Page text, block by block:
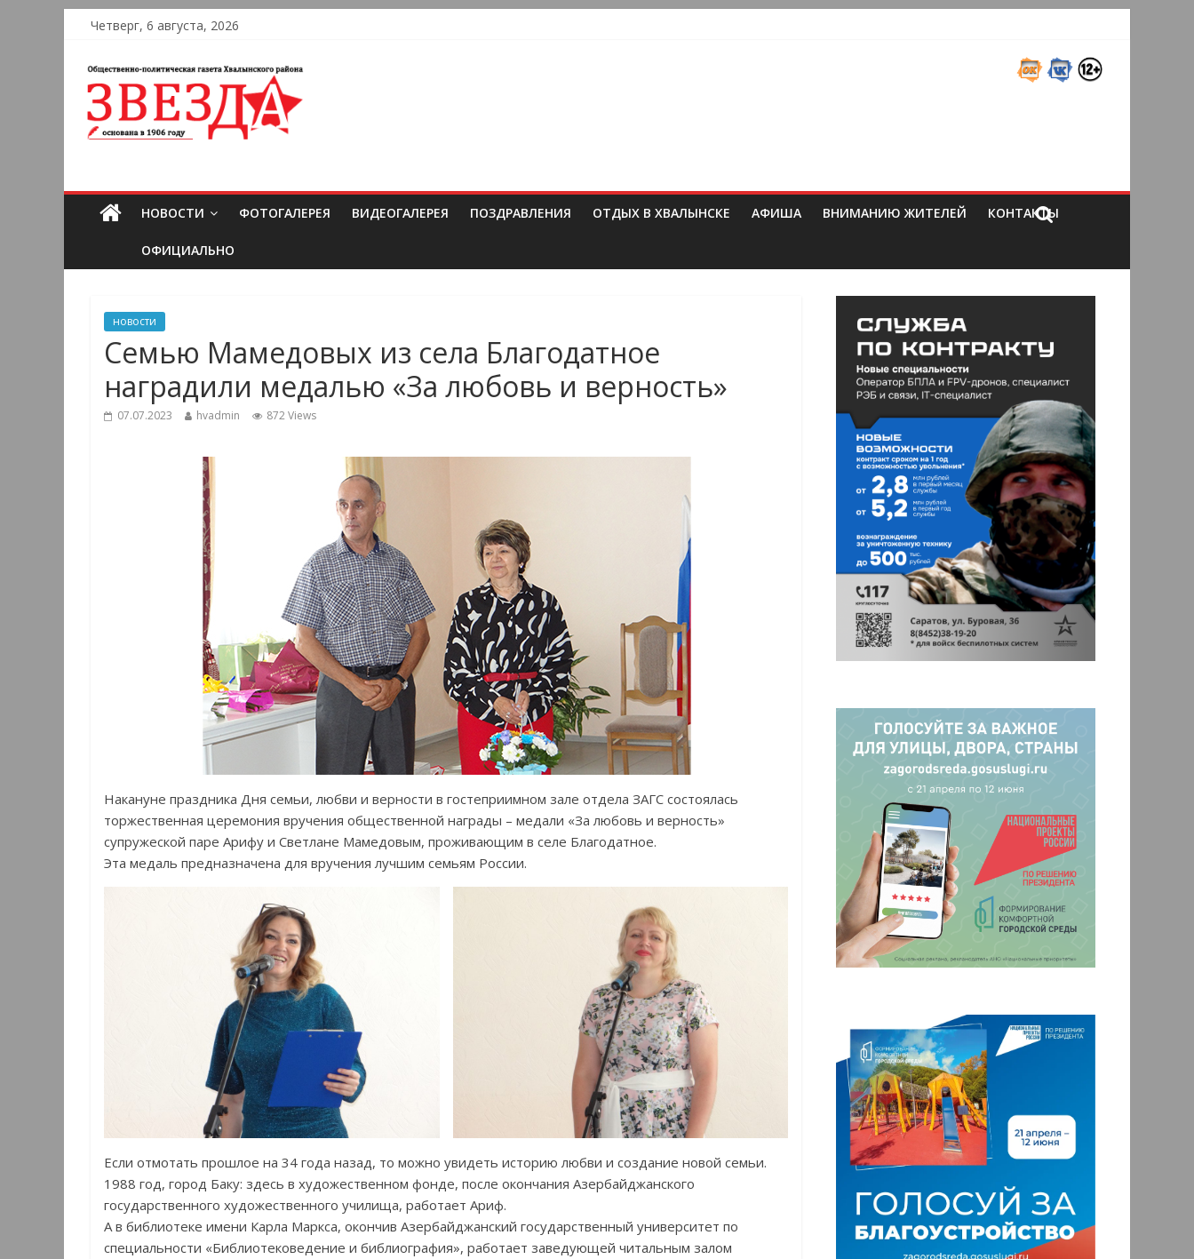
Четверг, 6 августа, 2026
НОВОСТИ ФОТОГАЛЕРЕЯ ВИДЕОГАЛЕРЕЯ ПОЗДРАВЛЕНИЯ ОТДЫХ В ХВАЛЫНСКЕ АФИША ВНИМАНИЮ ЖИТЕЛЕЙ КОНТАКТЫ
ОФИЦИАЛЬНО
новости
Семью Мамедовых из села Благодатное
наградили медалью «За любовь и верность»
07.07.2023 hvadmin 872 Views
Накануне праздника Дня семьи, любви и верности в гостеприимном зале отдела ЗАГС состоялась
торжественная церемония вручения общественной награды – медали «За любовь и верность»
супружеской паре Арифу и Светлане Мамедовым, проживающим в селе Благодатное.
Эта медаль предназначена для вручения лучшим семьям России.
Если отмотать прошлое на 34 года назад, то можно увидеть историю любви и создание новой семьи.
1988 год, город Баку: здесь в художественном фонде, после окончания Азербайджанского
государственного художественного училища, работает Ариф.
А в библиотеке имени Карла Маркса, окончив Азербайджанский государственный университет по
специальности «Библиотековедение и библиография», работает заведующей читальным залом